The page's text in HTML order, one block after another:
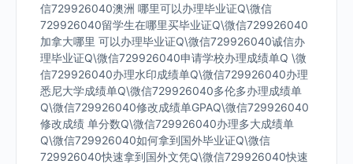
信729926040澳洲 哪里可以办理毕业证Q\微信
729926040留学生在哪里买毕业证Q\微信729926040
加拿大哪里 可以办理毕业证Q\微信729926040诚信办
理毕业证Q\微信729926040申请学校办理成绩单Q \微
信729926040办理水印成绩单Q\微信729926040办理
悉尼大学成绩单Q\微信729926040多伦多办理成绩单
Q\微信729926040修改成绩单GPAQ\微信729926040
修改成绩 单分数Q\微信729926040办理多大成绩单
Q\微信729926040如何拿到国外毕业证Q\微信
729926040快速拿到国外文凭Q\微信729926040快速